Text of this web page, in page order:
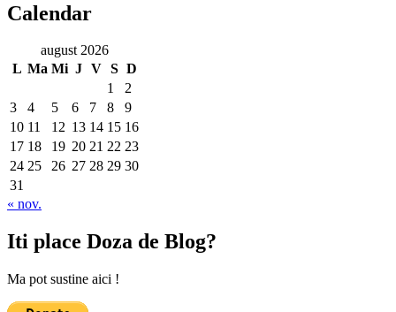
Calendar
august 2026
L Ma Mi J V S D
1
2
3
4 5 6 7 8
9
10 11 12 13 14 15 16
17 18 19 20 21 22 23
24 25 26 27 28 29 30
31
« nov.
Iti place Doza de Blog?
Ma pot sustine aici !